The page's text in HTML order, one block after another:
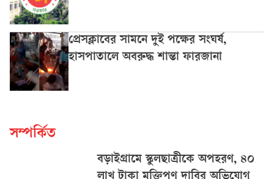
প্রেসক্লাবের সামনে দুই পক্ষের সংঘর্ষ,
হাসপাতালে অবরুদ্ধ শান্তা ফারজানা
সম্পর্কিত
বড়াইগ্রামে স্কুলছাত্রীকে অপহরণ, ৪০